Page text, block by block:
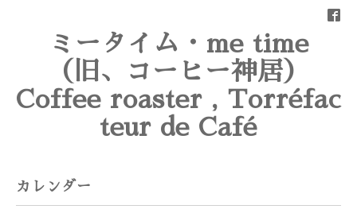
ミータイム・me time
（旧、コーヒー神居）
Coffee roaster , Torréfac
teur de Café
カレンダー